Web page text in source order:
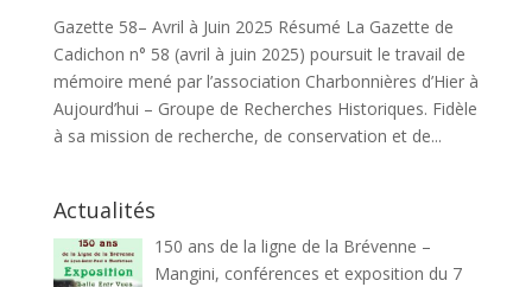
Gazette 58– Avril à Juin 2025 Résumé La Gazette de
Cadichon n° 58 (avril à juin 2025) poursuit le travail de
mémoire mené par l’association Charbonnières d’Hier à
Aujourd’hui – Groupe de Recherches Historiques. Fidèle
à sa mission de recherche, de conservation et de...
Actualités
150 ans de la ligne de la Brévenne –
Mangini, conférences et exposition du 7